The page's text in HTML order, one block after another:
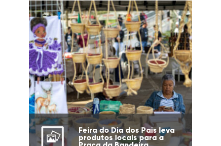
Feira do Dia dos Pais leva
produtos locais para a